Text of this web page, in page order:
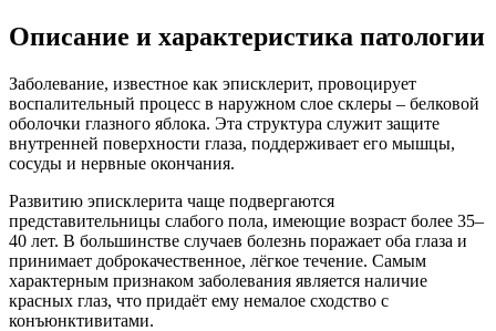
Описание и характеристика патологии
Заболевание, известное как эписклерит, провоцирует
воспалительный процесс в наружном слое склеры – белковой
оболочки глазного яблока. Эта структура служит защите
внутренней поверхности глаза, поддерживает его мышцы,
сосуды и нервные окончания.
Развитию эписклерита чаще подвергаются
представительницы слабого пола, имеющие возраст более 35–
40 лет. В большинстве случаев болезнь поражает оба глаза и
принимает доброкачественное, лёгкое течение. Самым
характерным признаком заболевания является наличие
красных глаз, что придаёт ему немалое сходство с
конъюнктивитами.